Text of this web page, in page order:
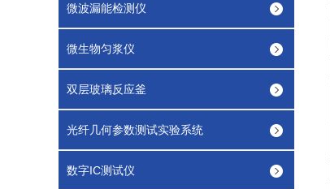
微波漏能检测仪
微生物匀浆仪
双层玻璃反应釜
光纤几何参数测试实验系统
数字IC测试仪